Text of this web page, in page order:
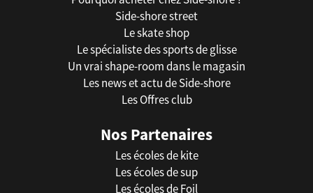
Side-shore street
Le skate shop
Le spécialiste des sports de glisse
Un vrai shape-room dans le magasin
Les news et actu de Side-shore
Les Offres club
Nos Partenaires
Les écoles de kite
Les écoles de sup
Les écoles de Foil